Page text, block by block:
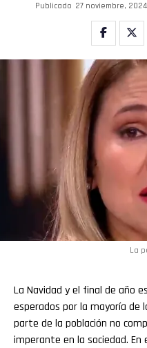
Publicado 27 noviembre, 2024
La
La Navidad y el final de año
esperados por la mayoría de
parte de la población no
imperante en la sociedad.